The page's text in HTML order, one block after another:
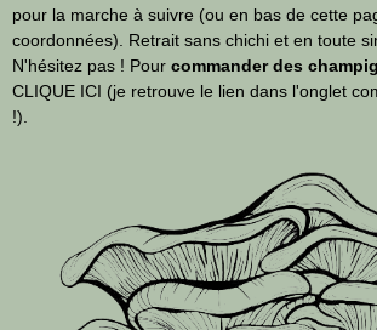
pour la marche à suivre (ou en bas de cette
coordonnées). Retrait sans chichi et en toute
N'hésitez pas ! Pour commander des
CLIQUE ICI (je retrouve le lien dans l'onglet
!).